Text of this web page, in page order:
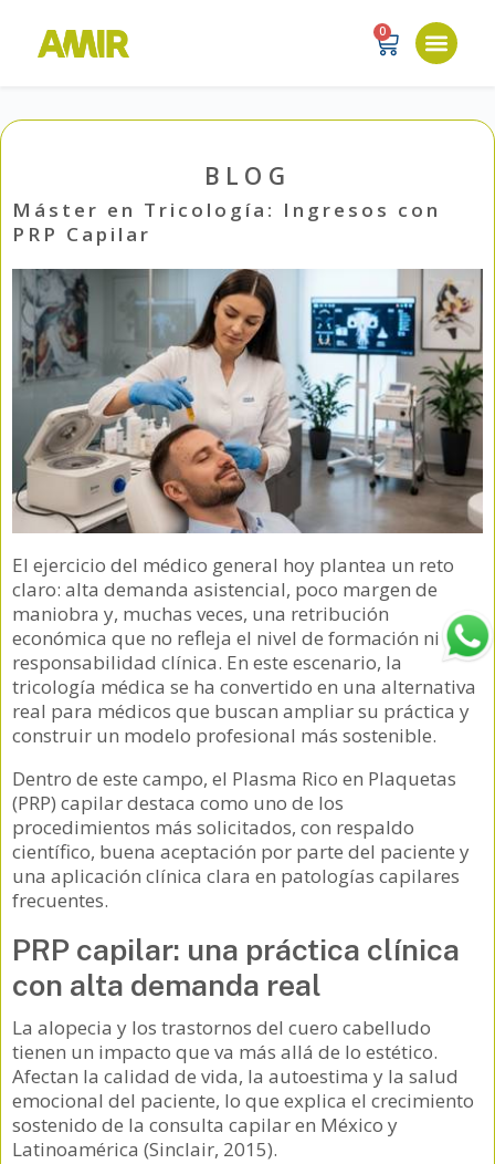
0
BLOG
Máster en Tricología: Ingresos con
PRP Capilar
El ejercicio del médico general hoy plantea un reto
claro: alta demanda asistencial, poco margen de
maniobra y, muchas veces, una retribución
económica que no refleja el nivel de formación ni la
responsabilidad clínica. En este escenario, la
tricología médica se ha convertido en una alternativa
real para médicos que buscan ampliar su práctica y
construir un modelo profesional más sostenible.
Dentro de este campo, el Plasma Rico en Plaquetas
(PRP) capilar destaca como uno de los
procedimientos más solicitados, con respaldo
científico, buena aceptación por parte del paciente y
una aplicación clínica clara en patologías capilares
frecuentes.
PRP capilar: una práctica clínica
con alta demanda real
La alopecia y los trastornos del cuero cabelludo
tienen un impacto que va más allá de lo estético.
Afectan la calidad de vida, la autoestima y la salud
emocional del paciente, lo que explica el crecimiento
sostenido de la consulta capilar en México y
Latinoamérica (Sinclair, 2015).